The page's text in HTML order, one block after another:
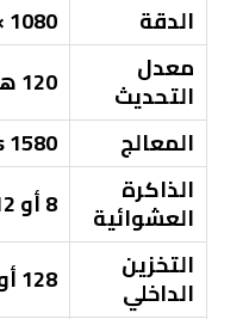
الدقة
1080 × 2340 بكسل (+FHD)
معدل
التحديث
120 هرتز
المعالج
1580
الذاكرة
العشوائية
8 أو 12 جيجابايت
التخزين
الداخلي 128 أو 256 جيجابايت